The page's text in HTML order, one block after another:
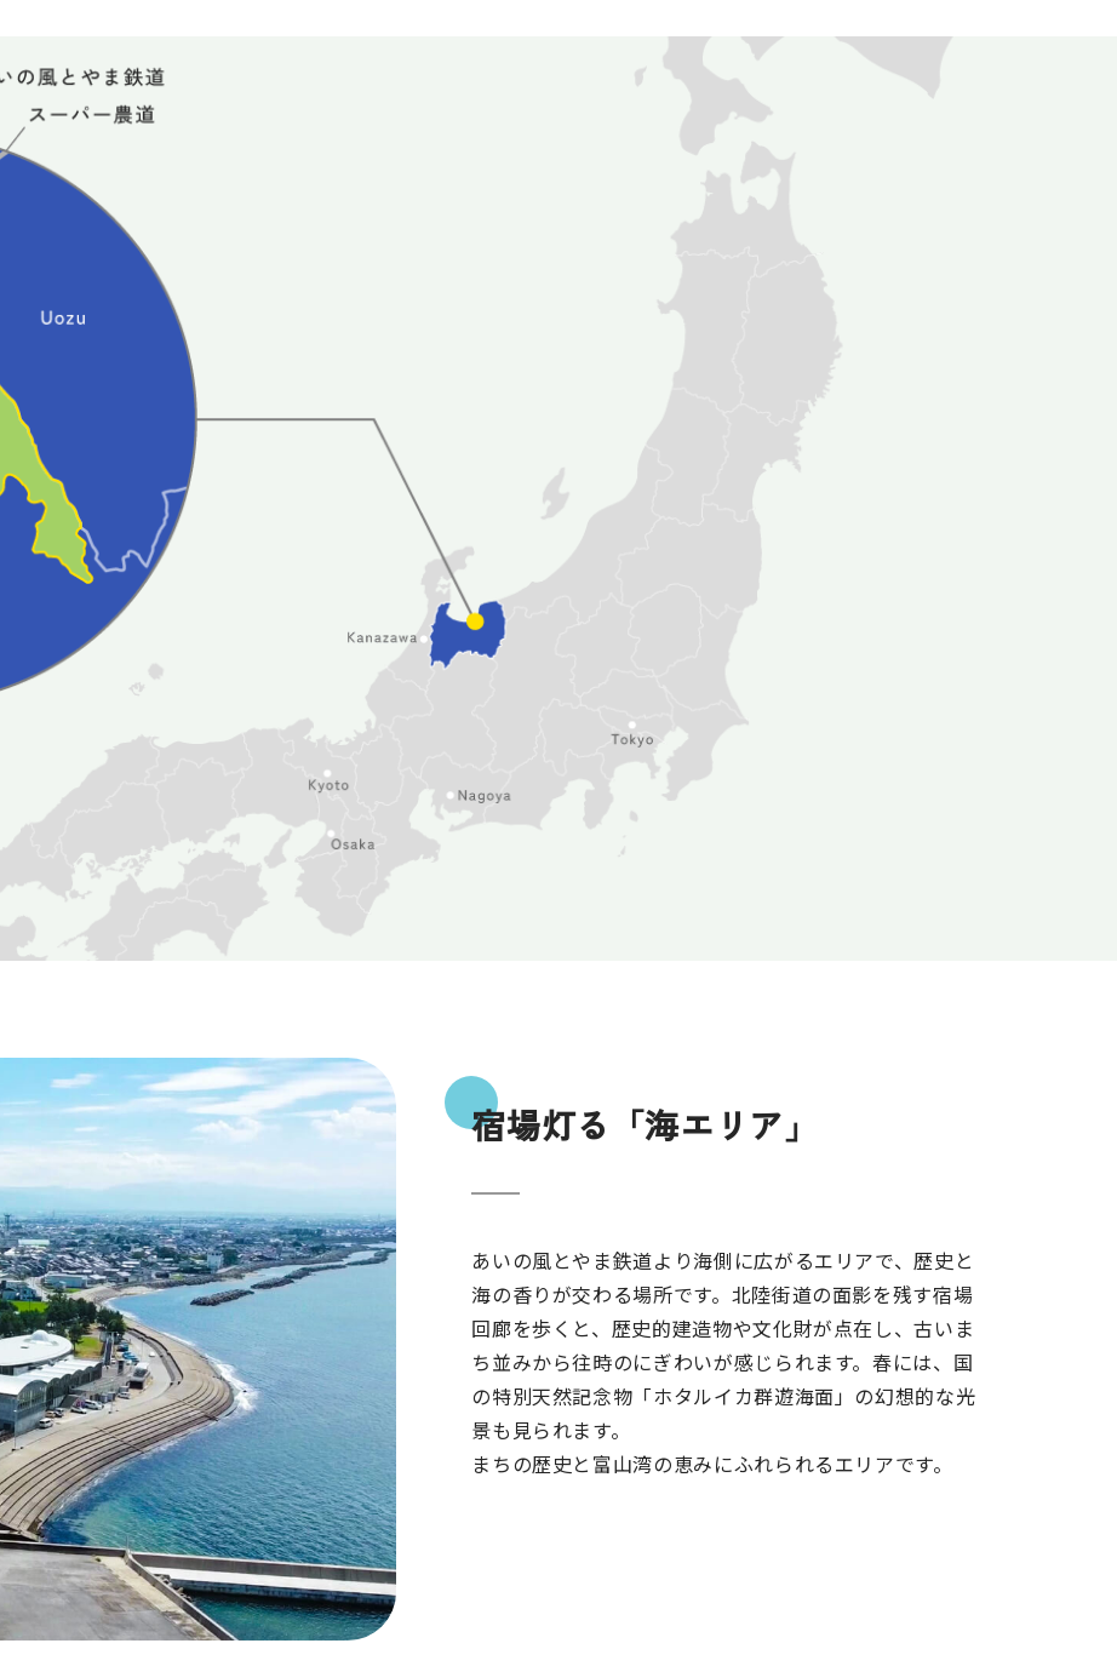
宿場灯る「海エリア」
あいの風とやま鉄道より海側に広がるエリアで、歴史と
海の香りが交わる場所です。北陸街道の面影を残す宿場
回廊を歩くと、歴史的建造物や文化財が点在し、古いま
ち並みから往時のにぎわいが感じられます。春には、国
の特別天然記念物「ホタルイカ群遊海面」の幻想的な光
景も見られます。
まちの歴史と富山湾の恵みにふれられるエリアです。